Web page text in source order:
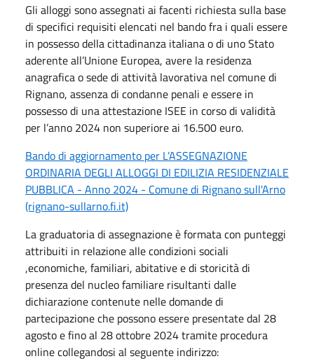
Gli alloggi sono assegnati ai facenti richiesta sulla base
di specifici requisiti elencati nel bando fra i quali essere
in possesso della cittadinanza italiana o di uno Stato
aderente all’Unione Europea, avere la residenza
anagrafica o sede di attività lavorativa nel comune di
Rignano, assenza di condanne penali e essere in
possesso di una attestazione ISEE in corso di validità
per l’anno 2024 non superiore ai 16.500 euro.
Bando di aggiornamento per L’ASSEGNAZIONE
ORDINARIA DEGLI ALLOGGI DI EDILIZIA RESIDENZIALE
PUBBLICA - Anno 2024 - Comune di Rignano sull'Arno
(rignano-sullarno.fi.it)
La graduatoria di assegnazione è formata con punteggi
attribuiti in relazione alle condizioni sociali
,economiche, familiari, abitative e di storicità di
presenza del nucleo familiare risultanti dalle
dichiarazione contenute nelle domande di
partecipazione che possono essere presentate dal 28
agosto e fino al 28 ottobre 2024tramite procedura
online collegandosi al seguente indirizzo: